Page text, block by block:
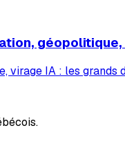
IA : les